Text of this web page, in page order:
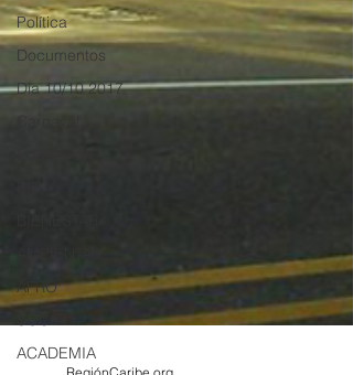
Política
Documentos
Día 10/10 2017
AFRO
SOCIAL
ACADEMIA